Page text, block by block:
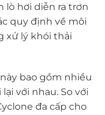
lò hơi diễn ra trơn
quy định về môi
xử lý khói thải
bao gồm nhiều
với nhau. So với
đa cấp cho